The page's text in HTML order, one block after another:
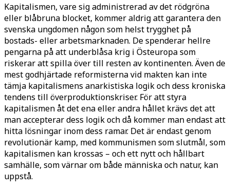
Kapitalismen, vare sig administrerad av det rödgröna
eller blåbruna blocket, kommer aldrig att garantera den
svenska ungdomen någon som helst trygghet på
bostads- eller arbetsmarknaden. De spenderar hellre
pengarna på att underblåsa krig i Östeuropa som
riskerar att spilla över till resten av kontinenten. Även de
mest godhjärtade reformisterna vid makten kan inte
tämja kapitalismens anarkistiska logik och dess kroniska
tendens till överproduktionskriser. För att styra
kapitalismen åt det ena eller andra hållet krävs det att
man accepterar dess logik och då kommer man endast att
hitta lösningar inom dess ramar. Det är endast genom
revolutionär kamp, med kommunismen som slutmål, som
kapitalismen kan krossas – och ett nytt och hållbart
samhälle, som värnar om både människa och natur, kan
uppstå.